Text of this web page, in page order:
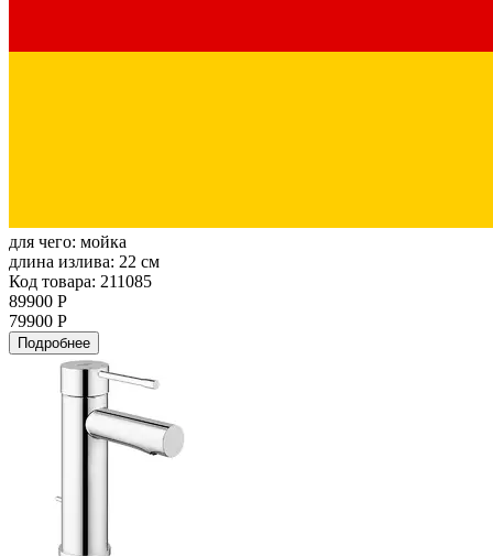
для чего: мойка
длина излива: 22 см
Код товара: 211085
89900 Р
79900 Р
Подробнее